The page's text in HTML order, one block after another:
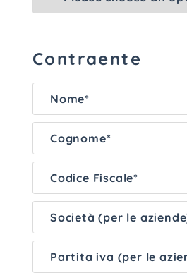
Contraente